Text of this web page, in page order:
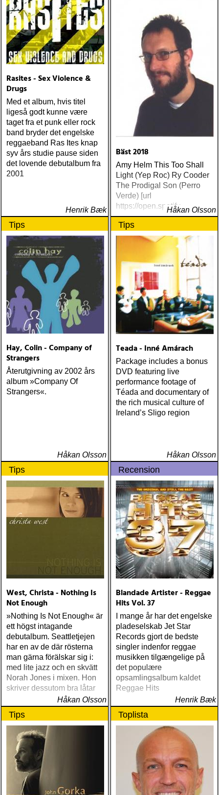
plattor vara med på listan,
men jag har istället valt att
bara lista de plattor jag
lyssnat på väsentligt mycket
mer än vad tjänsten kräver
Rasites - Sex Violence &
Drugs
Med et album, hvis titel
ligeså godt kunne være
taget fra et punk eller rock
band bryder det engelske
reggaeband Ras Ites knap
syv års studie pause siden
det lovende debutalbum fra
2001
Henrik Bæk
Bäst 2018
Amy Helm This Too Shall
Light (Yep Roc) Ry Cooder
The Prodigal Son (Perro
Verde) [url
https://open.spotifyHåkan Olsson
Tips
Hay, Colin - Company of
Strangers
Återutgivning av 2002 års
album »Company Of
Strangers«.
Håkan Olsson
Tips
Teada - Inné Amárach
Package includes a bonus
DVD featuring live
performance footage of
Téada and documentary of
the rich musical culture of
Ireland’s Sligo region
Håkan Olsson
Tips
West, Christa - Nothing Is
Not Enough
»Nothing Is Not Enough« är
ett högst intagande
debutalbum. Seattletjejen
har en av de där rösterna
man gärna förälskar sig i:
med lite jazz och en skvätt
Norah Jones i mixen. Hon
skriver dessutom bra låtar
Håkan Olsson
Recension
Blandade Artister - Reggae
Hits Vol. 37
I mange år har det engelske
pladeselskab Jet Star
Records gjort de bedste
singler indenfor reggae
musikken tilgængelige på
det populære
opsamlingsalbum kaldet
Reggae Hits
Henrik Bæk
Tips Toplista